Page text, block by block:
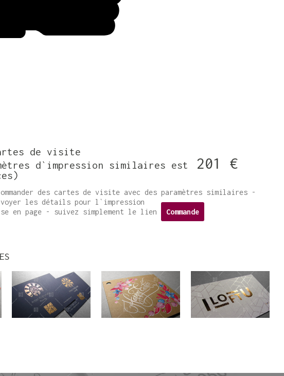
de visite
d`impression similaires est
201 €
des cartes de visite avec des paramètres similaires -
les détails pour l`impression
en page - suivez simplement le lien
Commande